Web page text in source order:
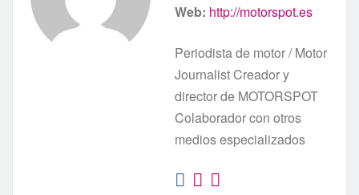
Web: http://motorspot.es
Periodista de motor / Motor
Journalist Creador y
director de MOTORSPOT
Colaborador con otros
medios especializados